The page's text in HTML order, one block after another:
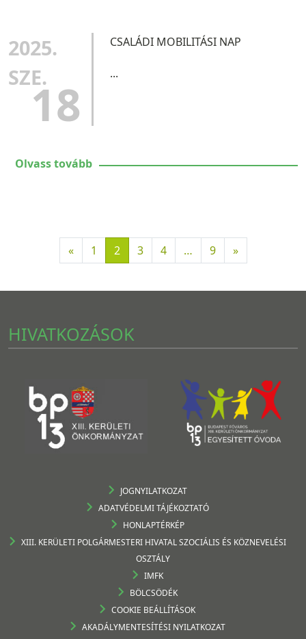
2025.
SZE.18
CSALÁDI MOBILITÁSI NAP
...
Olvass tovább
« 1 2 3 4 … 9 »
HIVATKOZÁSOK
JOGNYILATKOZAT
ADATVÉDELMI TÁJÉKOZTATÓ
HONLAPTÉRKÉP
XIII. KERÜLETI POLGÁRMESTERI HIVATAL SZOCIÁLIS ÉS KÖZNEVELÉSI
OSZTÁLY
IMFK
BÖLCSÖDÉK
COOKIE BEÁLLÍTÁSOK
AKADÁLYMENTESÍTÉSI NYILATKOZAT